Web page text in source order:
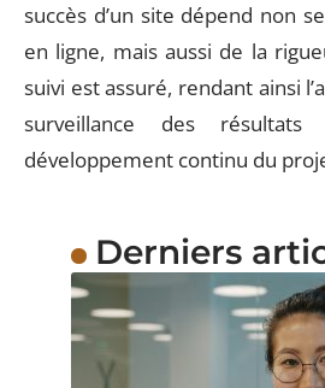
succès d’un site dépend non
en ligne, mais aussi de la
suivi est assuré, rendant ainsi
surveillance des résultats
développement continu du
Derniers